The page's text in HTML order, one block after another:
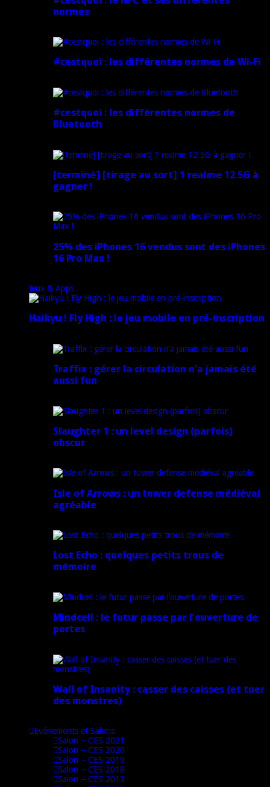
normes
#cestquoi : les différentes normes de Wi-Fi
#cestquoi : les différentes normes de
Bluetooth
[terminé] [tirage au sort] 1 realme 12 5G à
gagner !
25% des iPhones 16 vendus sont des iPhones
16 Pro Max !
Jeux & Apps
Haikyu ! Fly High : le jeu mobile en pré-inscription
Traffix : gérer la circulation n’a jamais été
aussi fun
Slaughter 1 : un level design (parfois)
obscur
Isle of Arrows : un tower defense médiéval
agréable
Lost Echo : quelques petits trous de
mémoire
Mindcell : le futur passe par l’ouverture de
portes
Wall of Insanity : casser des caisses (et tuer
des monstres)
Evénements et Salons
Salon – CES 2021
Salon – CES 2020
Salon – CES 2019
Salon – CES 2018
Salon – CES 2013